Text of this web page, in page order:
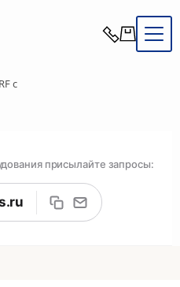
с
присылайте запросы: